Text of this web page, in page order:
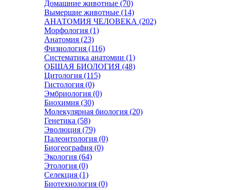
Домашние животные (70)
Вымершие животные (14)
АНАТОМИЯ ЧЕЛОВЕКА (202)
Морфология (1)
Анатомия (23)
Физиология (116)
Систематика анатомии (1)
ОБЩАЯ БИОЛОГИЯ (48)
Цитология (115)
Гистология (0)
Эмбриология (0)
Биохимия (30)
Молекулярная биология (20)
Генетика (58)
Эволюция (79)
Палеонтология (0)
Биогеография (0)
Экология (64)
Этология (0)
Селекция (1)
Биотехнология (0)